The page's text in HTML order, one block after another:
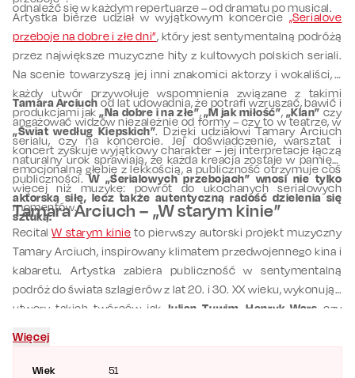
Wiek 51
odnaleźć się w każdym repertuarze – od dramatu po musical.
Artystka bierze udział w wyjątkowym koncercie „Serialove
przeboje na dobre i złe dni”, który jest sentymentalną podróżą
przez największe muzyczne hity z kultowych polskich seriali.
Na scenie towarzyszą jej inni znakomici aktorzy i wokaliści, a
każdy utwór przywołuje wspomnienia związane z takimi
produkcjami jak „Na dobre i na złe”,„M jak miłość”, „Klan” czy
„Świat według Kiepskich”. Dzięki udziałowi Tamary Arciuch
koncert zyskuje wyjątkowy charakter – jej interpretacje łączą
emocjonalną głębię z lekkością, a publiczność otrzymuje coś
więcej niż muzykę: powrót do ukochanych serialowych
momentów.
Tamara Arciuch od lat udowadnia, że potrafi wzruszać, bawić i
angażować widzów niezależnie od formy – czy to w teatrze, w
serialu, czy na koncercie. Jej doświadczenie, warsztat i
naturalny urok sprawiają, że każda kreacja zostaje w pamięci
publiczności.W „Serialowych przebojach” wnosi nie tylko
aktorską siłę, lecz także autentyczną radość dzielenia się
sztuką.
Tamara Arciuch – „W starym kinie”
RecitalW starym kinie to pierwszy autorski projekt muzyczny
Tamary Arciuch, inspirowany klimatem przedwojennego kina i
kabaretu. Artystka zabiera publiczność w sentymentalną
podróż do świata szlagierów z lat 20. i 30. XX wieku, wykonując
utwory takich twórców jak Julian Tuwim ,Henryk Wars czy
atmosferę dawnego kina, przypominając ponadczasowe
melodie w klasycznych aranżacjach.
Więcej